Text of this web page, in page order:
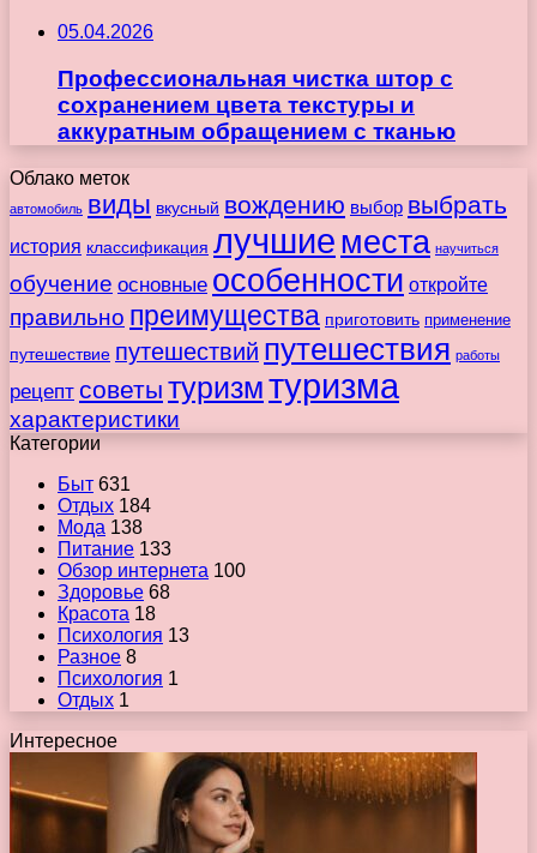
05.04.2026
Профессиональная чистка штор с
сохранением цвета текстуры и
аккуратным обращением с тканью
Облако меток
автомобиль виды вкусный вождению выбор выбрать
история классификация лучшиеместа научиться
обучение основные особенности откройте
правильно преимущества приготовить применение
путешествие путешествий путешествия работы
рецепт советы туризмтуризма
характеристики
Категории
Быт 631
Отдых 184
Мода 138
Питание 133
Обзор интернета 100
Здоровье 68
Красота 18
Психология 13
Разное 8
Психология 1
Отдых 1
Интересное